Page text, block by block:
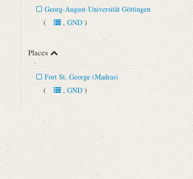
291‒293.
Georg-August-Universität Göttingen
(, GND)
Places
Fort St. George (Madras)
(, GND)